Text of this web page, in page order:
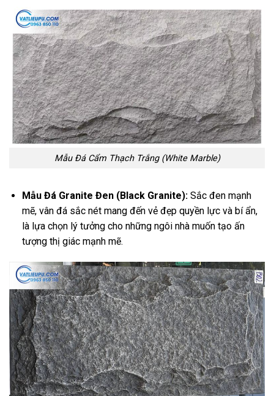
Mẫu Đá Cẩm Thạch Trắng (White Marble)
Mẫu Đá Granite Đen (Black Granite):Sắc đen mạnh
mẽ, vân đá sắc nét mang đến vẻ đẹp quyền lực và bí ẩn,
là lựa chọn lý tưởng cho những ngôi nhà muốn tạo ấn
tượng thị giác mạnh mẽ.